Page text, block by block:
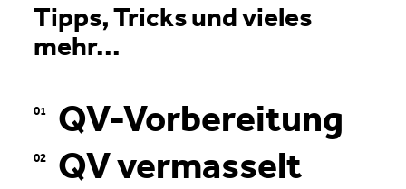
Tipps, Tricks und vieles
mehr...
QV-Vorbereitung
QV vermasselt